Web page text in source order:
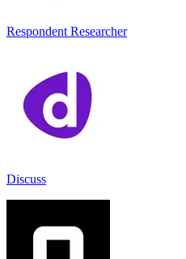
Respondent Researcher
Discuss